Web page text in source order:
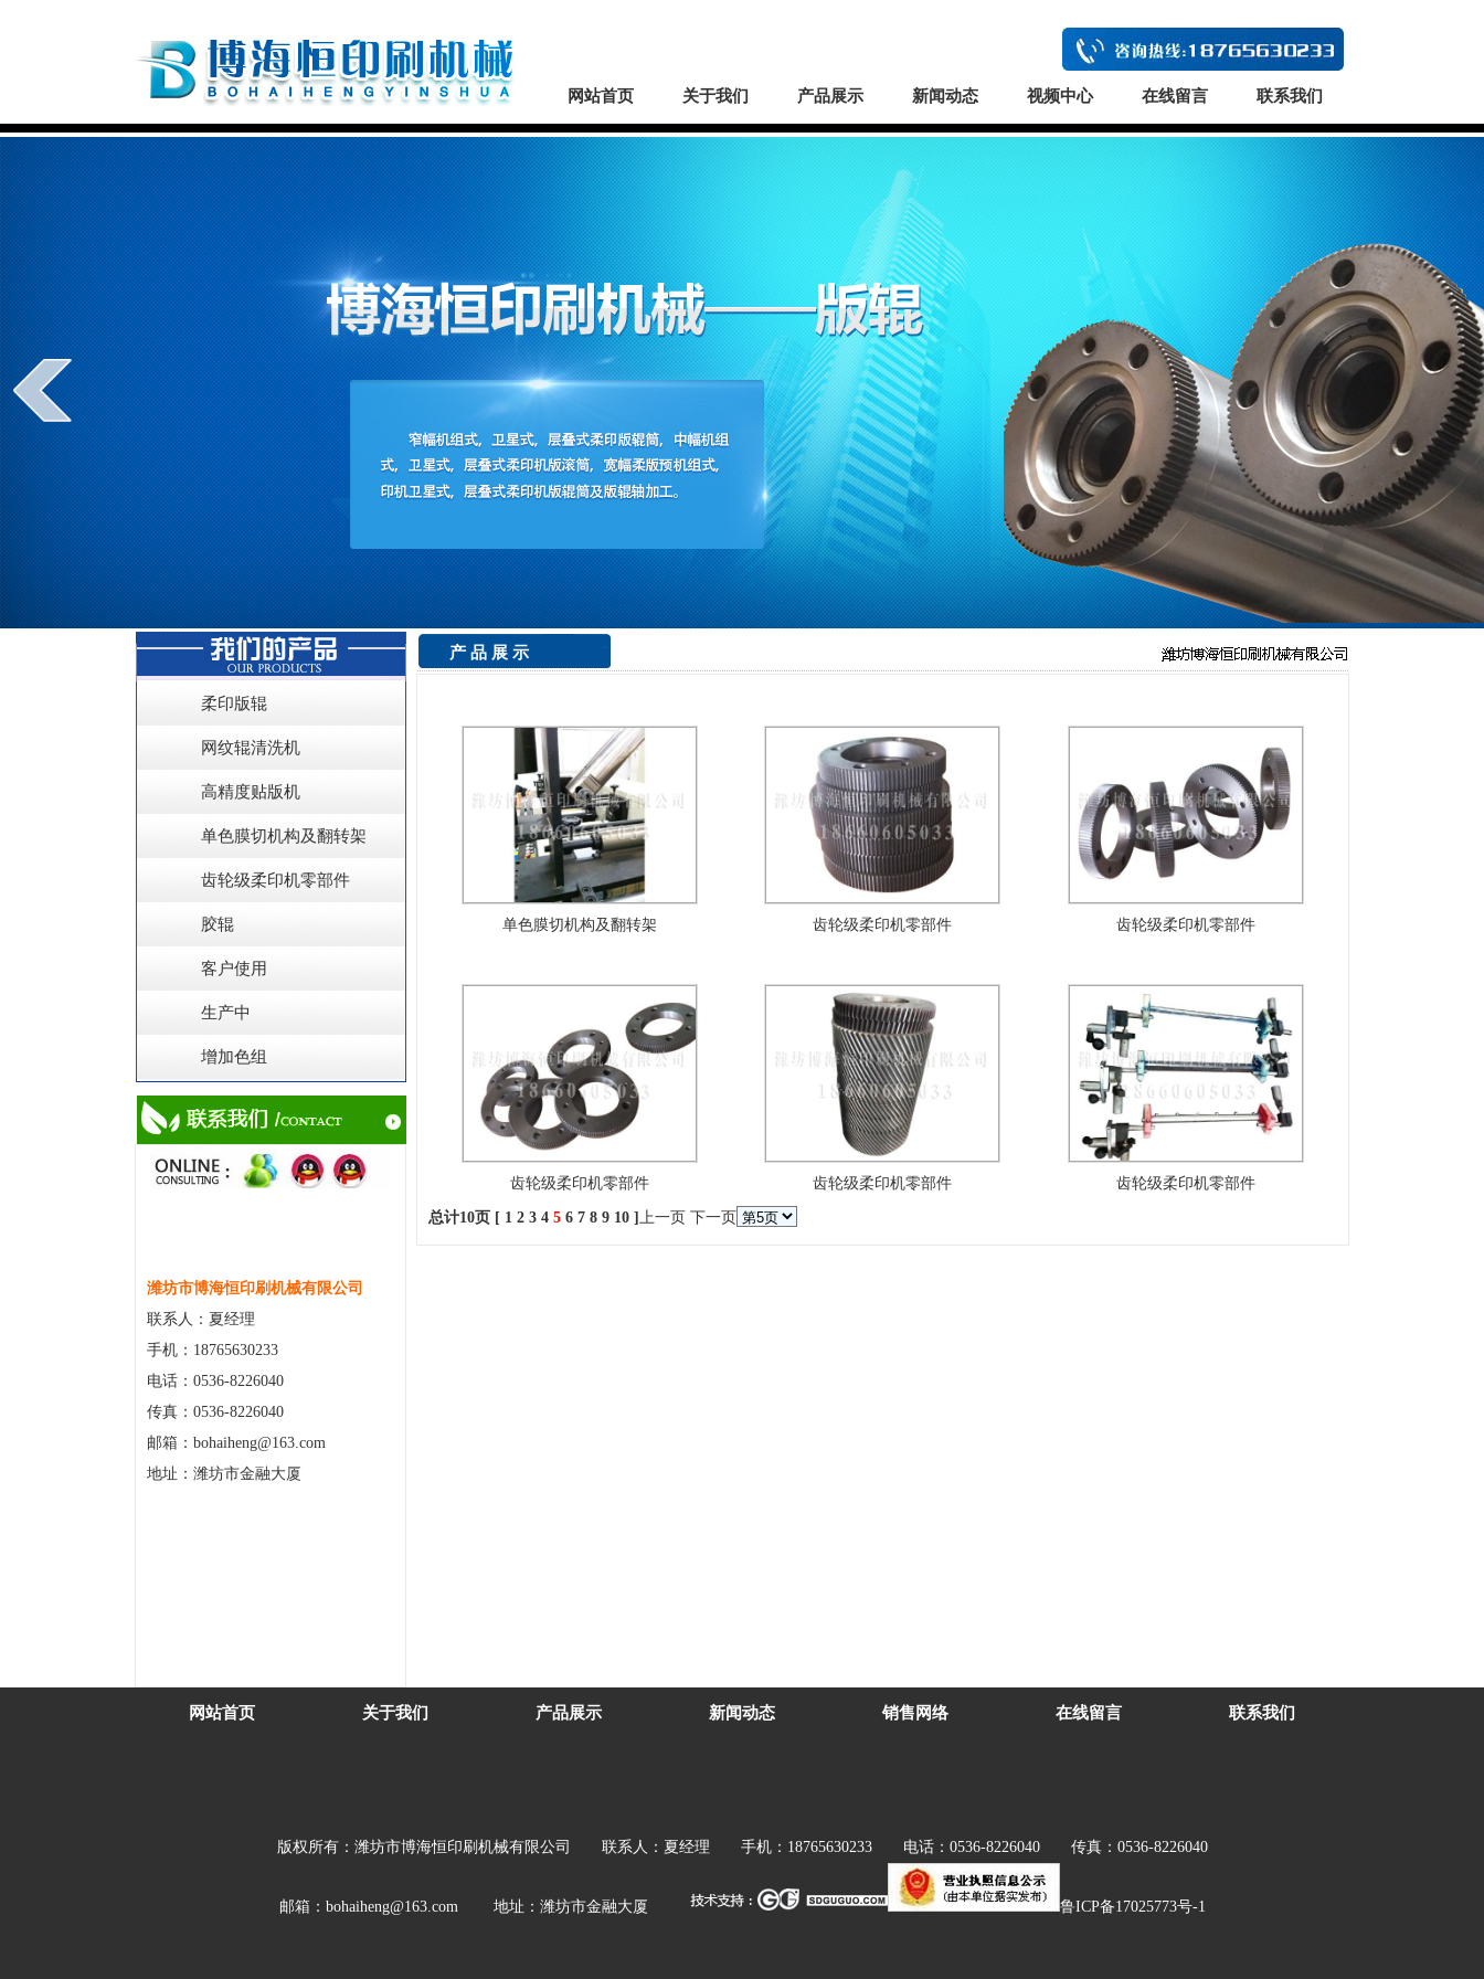
网站首页 关于我们 产品展示 新闻动态 视频中心 在线留言 联系我们
柔印版辊
网纹辊清洗机
高精度贴版机
单色膜切机构及翻转架
齿轮级柔印机零部件
胶辊
客户使用
生产中
增加色组
潍坊市博海恒印刷机械有限公司
联系人：夏经理
手机：18765630233
电话：0536-8226040
传真：0536-8226040
邮箱：bohaiheng@163.com
地址：潍坊市金融大厦
产 品 展 示
单色膜切机构及翻转架 齿轮级柔印机零部件 齿轮级柔印机零部件
齿轮级柔印机零部件 齿轮级柔印机零部件 齿轮级柔印机零部件
总计10页 [ 1 2 3 4 5 6 7 8 9 10 ] 上一页 下一页
网站首页 关于我们 产品展示 新闻动态 销售网络 在线留言 联系我们
版权所有： 潍坊市博海恒印刷机械有限公司 联系人：夏经理 手机：18765630233 电话：0536-8226040 传真：0536-8226040
邮箱：bohaiheng@163.com 地址：潍坊市金融大厦 鲁ICP备17025773号-1